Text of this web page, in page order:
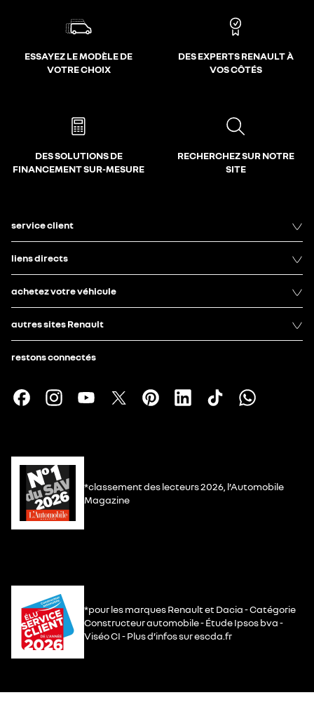
ESSAYEZ LE MODÈLE DE
VOTRE CHOIX
DES EXPERTS RENAULT À
VOS CÔTÉS
DES SOLUTIONS DE
FINANCEMENT SUR-MESURE
RECHERCHEZ SUR NOTRE
SITE
service client
liens directs
achetez votre véhicule
autres sites Renault
restons connectés
*classement des lecteurs 2026, l’Automobile
Magazine
*pour les marques Renault et Dacia - Catégorie
Constructeur automobile - Étude Ipsos bva -
Viséo CI - Plus d’infos sur escda.fr